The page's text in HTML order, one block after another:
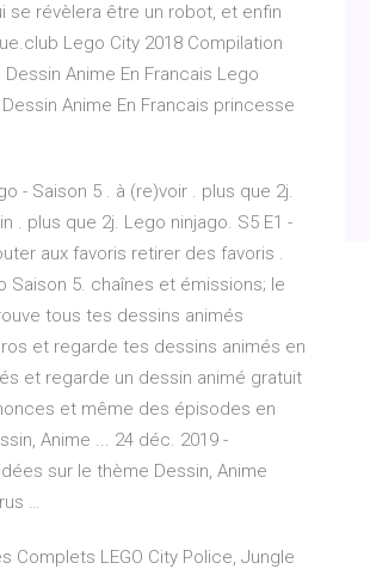
se révèlera être un robot, et enfin
Lego City 2018 Compilation
Anime En Francais Lego
Anime En Francais princesse
- Saison 5 . à (re)voir . plus que 2j.
. plus que 2j. Lego ninjago. S5 E1 -
aux favoris retirer des favoris .
Saison 5. chaînes et émissions; le
tous tes dessins animés
et regarde tes dessins animés en
et regarde un dessin animé gratuit
et même des épisodes en
Anime ... 24 déc. 2019 -
sur le thème Dessin, Anime
…
Complets LEGO City Police, Jungle